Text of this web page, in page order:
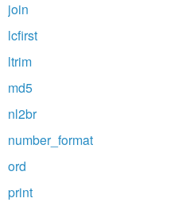
join
lcfirst
ltrim
md5
nl2br
number_format
ord
print